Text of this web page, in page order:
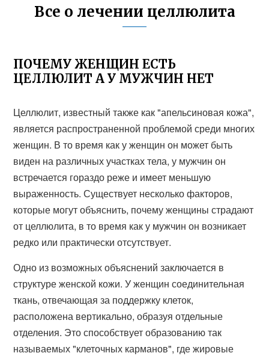
Все о лечении целлюлита
ПОЧЕМУ ЖЕНЩИН ЕСТЬ
ЦЕЛЛЮЛИТ А У МУЖЧИН НЕТ
Целлюлит, известный также как "апельсиновая кожа",
является распространенной проблемой среди многих
женщин. В то время как у женщин он может быть
виден на различных участках тела, у мужчин он
встречается гораздо реже и имеет меньшую
выраженность. Существует несколько факторов,
которые могут объяснить, почему женщины страдают
от целлюлита, в то время как у мужчин он возникает
редко или практически отсутствует.
Одно из возможных объяснений заключается в
структуре женской кожи. У женщин соединительная
ткань, отвечающая за поддержку клеток,
расположена вертикально, образуя отдельные
отделения. Это способствует образованию так
называемых "клеточных карманов", где жировые